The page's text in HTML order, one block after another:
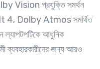
Vision প্রযুক্তি সমর্থন
4, Dolby Atmos সমর্থিত
ল্যাপটপটিকে আধুনিক
ব্যবহারকারীদের জন্য আরও